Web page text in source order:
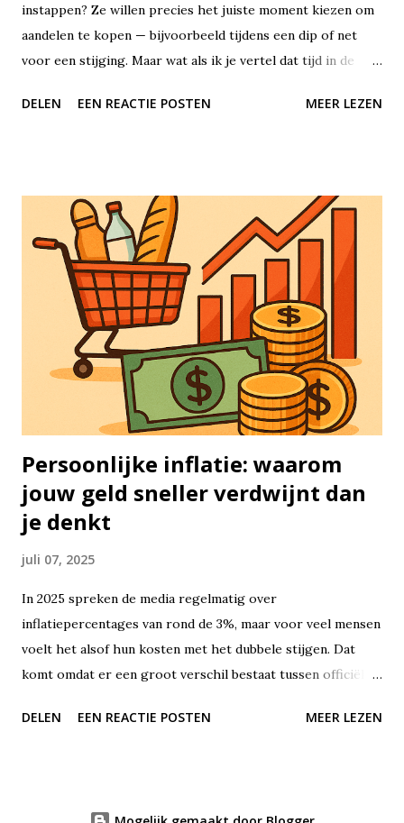
instappen? Ze willen precies het juiste moment kiezen om
aandelen te kopen — bijvoorbeeld tijdens een dip of net
voor een stijging. Maar wat als ik je vertel dat tijd in de
timen van de markt? Beleggen draait niet om perfecte
markt betekent dat je je geld lange tijd belegd laat staan. Je
koopt bijvoorbeeld aandelen of ETF’s en in plaats van
steeds in en uit te stappen, laat je het gewoon staan — jaar
in, jaar uit. Het idee is simpel: hoe langer je belegd blijft,
hoe groter de kans dat je rendement zich opstapelt. Aan de
andere kant staat het concept van timing de markt:
proberen op het perfecte moment in of uit te stappen.
Hoewel dat aantrekkelijk klinkt, lukt het vrijwel niemand
om dat structureel goed te doen...
DELEN EEN REACTIE POSTEN MEER LEZEN
Persoonlijke inflatie: waarom
jouw geld sneller verdwijnt dan
je denkt
juli 07, 2025
In 2025 spreken de media regelmatig over
inflatiepercentages van rond de 3%, maar voor veel mensen
voelt het alsof hun kosten met het dubbele stijgen. Dat
komt omdat er een groot verschil bestaat tussen officiële
ervaart. Dit fenomeen noemen we persoonlijke inflatie – en
DELEN EEN REACTIE POSTEN MEER LEZEN